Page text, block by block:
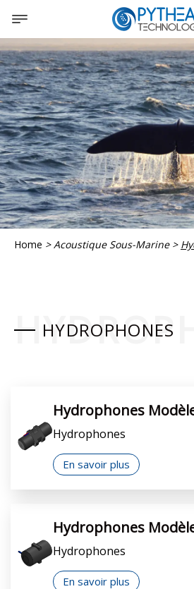
Home > Acoustique Sous-Marine >
HYDROPHONES
Hydrophones
Hydrophones
En savoir plus
Hydrophones
Hydrophones
En savoir plus